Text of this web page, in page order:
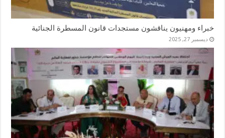
خبراء ومهنيون يناقشون مستجدات قانون المسطرة الجنائية
ديسمبر 27, 2025